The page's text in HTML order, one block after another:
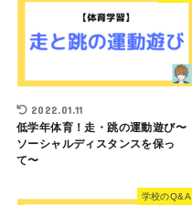
2022.01.11
低学年体育！走・跳の運動遊び〜
ソーシャルディスタンスを保っ
て〜
学校のQ&A